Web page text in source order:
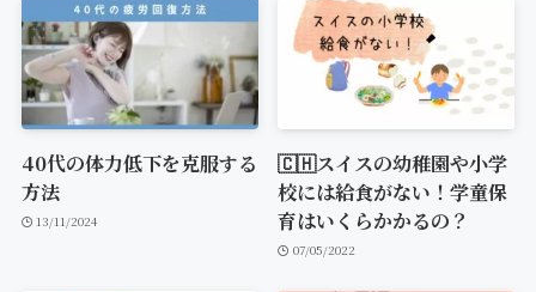
40代の体力低下を克服する
方法
13/11/2024
🇨🇭スイスの幼稚園や小学
校には給食がない！学童保
育はいくらかかるの？
07/05/2022